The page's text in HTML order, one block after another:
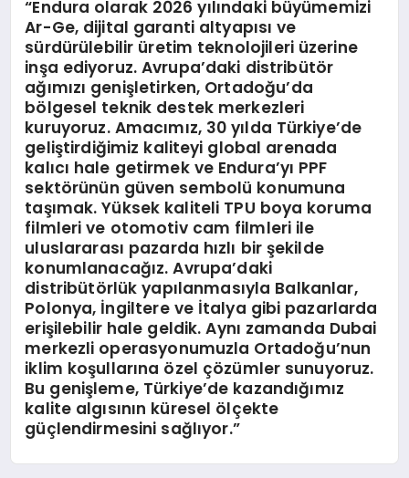
“Endura olarak 2026 yılındaki büyümemizi
Ar-Ge, dijital garanti altyapısı ve
sürdürülebilir üretim teknolojileri üzerine
inşa ediyoruz. Avrupa’daki distribütör
ağımızı genişletirken, Ortadoğu’da
bölgesel teknik destek merkezleri
kuruyoruz. Amacımız, 30 yılda Türkiye’de
geliştirdiğimiz kaliteyi global arenada
kalıcı hale getirmek ve Endura’yı PPF
sektörünün güven sembolü konumuna
taşımak. Yüksek kaliteli TPU boya koruma
filmleri ve otomotiv cam filmleri ile
uluslararası pazarda hızlı bir şekilde
konumlanacağız. Avrupa’daki
distribütörlük yapılanmasıyla Balkanlar,
Polonya, İngiltere ve İtalya gibi pazarlarda
erişilebilir hale geldik. Aynı zamanda Dubai
merkezli operasyonumuzla Ortadoğu’nun
iklim koşullarına özel çözümler sunuyoruz.
Bu genişleme, Türkiye’de kazandığımız
kalite algısının küresel ölçekte
güçlendirmesini sağlıyor.”